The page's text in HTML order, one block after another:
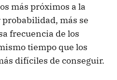
más próximos a la
más se
frecuencia de los
tiempo que los
difíciles de conseguir.